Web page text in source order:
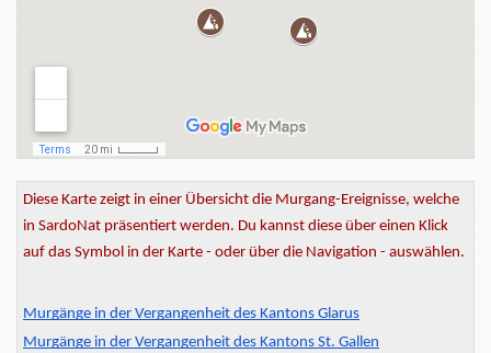
Diese Karte zeigt in einer Übersicht die Murgang-Ereignisse, welche
in SardoNat präsentiert werden. Du kannst diese über einen Klick
auf das Symbol in der Karte - oder über die Navigation - auswählen.
Murgänge in der Vergangenheit des Kantons Glarus
Murgänge in der Vergangenheit des Kantons St. Gallen